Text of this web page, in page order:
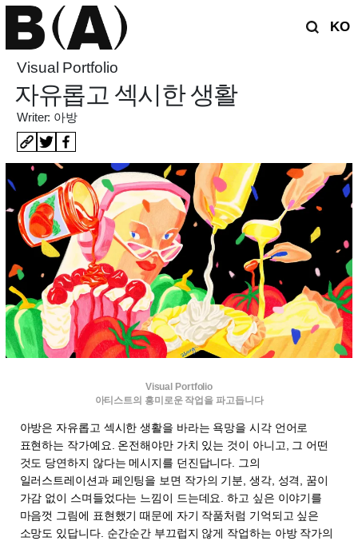
KO
Visual Portfolio
자유롭고 섹시한 생활
Writer: 아방
Visual Portfolio
아티스트의 흥미로운 작업을 파고듭니다
아방은 자유롭고 섹시한 생활을 바라는 욕망을 시각 언어로
표현하는 작가예요. 온전해야만 가치 있는 것이 아니고, 그 어떤
것도 당연하지 않다는 메시지를 던진답니다. 그의
일러스트레이션과 페인팅을 보면 작가의 기분, 생각, 성격, 꿈이
가감 없이 스며들었다는 느낌이 드는데요. 하고 싶은 이야기를
마음껏 그림에 표현했기 때문에 자기 작품처럼 기억되고 싶은
소망도 있답니다. 순간순간 부끄럽지 않게 작업하는 아방 작가의